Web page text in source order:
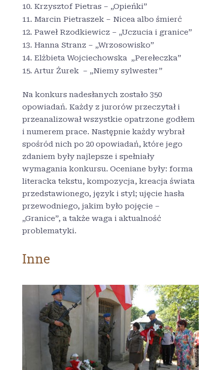
Krzysztof Pietras – „Opieńki”
Marcin Pietraszek – Nicea albo śmierć
Paweł Rzodkiewicz – „Uczucia i granice”
Hanna Stranz – „Wrzosowisko”
Elżbieta Wojciechowska „Perełeczka”
Artur Żurek – „Niemy sylwester”
Na konkurs nadesłanych zostało 350
opowiadań. Każdy z jurorów przeczytał i
przeanalizował wszystkie opatrzone godłem
i numerem prace. Następnie każdy wybrał
spośród nich po 20 opowiadań, które jego
zdaniem były najlepsze i spełniały
wymagania konkursu. Oceniane były: forma
literacka tekstu, kompozycja, kreacja świata
przedstawionego, język i styl; ujęcie hasła
przewodniego, jakim było pojęcie –
„Granice”, a także waga i aktualność
problematyki.
Inne